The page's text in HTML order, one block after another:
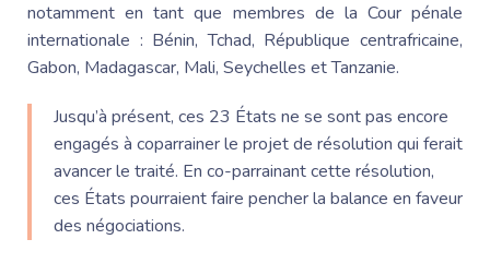
notamment en tant que membres de la Cour pénale
internationale : Bénin, Tchad, République centrafricaine,
Gabon, Madagascar, Mali, Seychelles et Tanzanie.
Jusqu’à présent, ces 23 États ne se sont pas encore
engagés à coparrainer le projet de résolution qui ferait
avancer le traité. En co-parrainant cette résolution,
ces États pourraient faire pencher la balance en faveur
des négociations.